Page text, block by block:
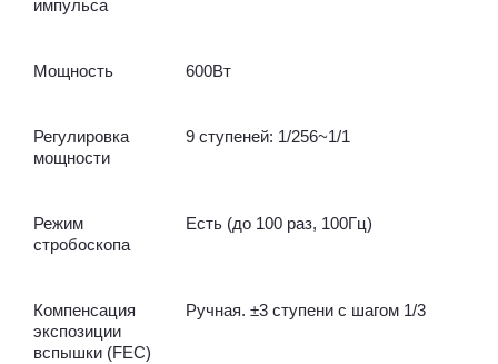
импульса
Мощность 600Вт
Регулировка
мощности
9 ступеней: 1/256~1/1
Режим
стробоскопа
Есть (до 100 раз, 100Гц)
Компенсация
экспозиции
вспышки (FEC)
Ручная. ±3 ступени с шагом 1/3